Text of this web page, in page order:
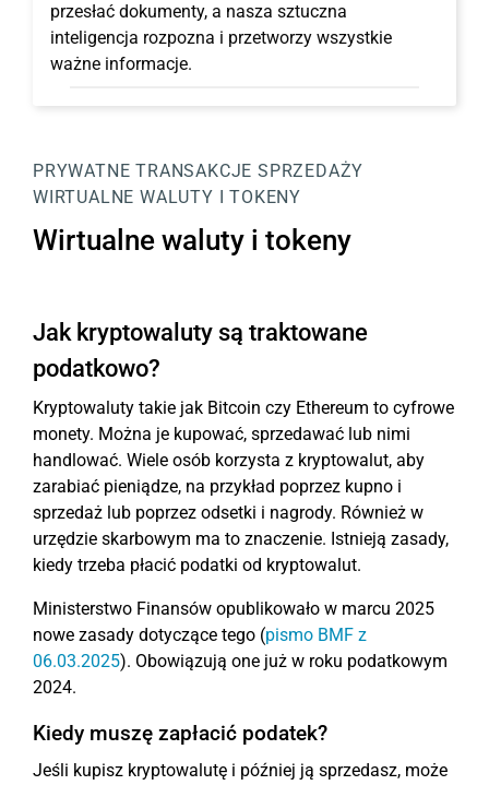
przesłać dokumenty, a nasza sztuczna
inteligencja rozpozna i przetworzy wszystkie
ważne informacje.
PRYWATNE TRANSAKCJE SPRZEDAŻY
WIRTUALNE WALUTY I TOKENY
Wirtualne waluty i tokeny
Jak kryptowaluty są traktowane
podatkowo?
Kryptowaluty takie jak Bitcoin czy Ethereum to cyfrowe
monety. Można je kupować, sprzedawać lub nimi
handlować. Wiele osób korzysta z kryptowalut, aby
zarabiać pieniądze, na przykład poprzez kupno i
sprzedaż lub poprzez odsetki i nagrody. Również w
urzędzie skarbowym ma to znaczenie. Istnieją zasady,
kiedy trzeba płacić podatki od kryptowalut.
Ministerstwo Finansów opublikowało w marcu 2025
nowe zasady dotyczące tego (pismo BMF z
06.03.2025). Obowiązują one już w roku podatkowym
2024.
Kiedy muszę zapłacić podatek?
Jeśli kupisz kryptowalutę i później ją sprzedasz, może